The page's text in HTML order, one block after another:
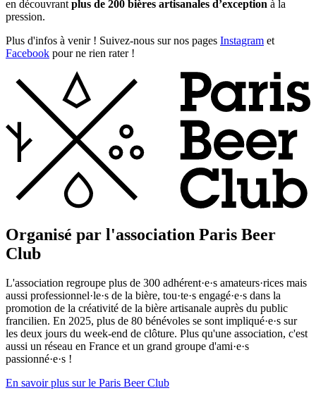
en découvrant plus de 200 bières artisanales d’exception à la
pression.
Plus d'infos à venir ! Suivez-nous sur nos pages Instagram et
Facebook pour ne rien rater !
Organisé par l'association Paris Beer
Club
L'association regroupe plus de 300 adhérent·e·s amateurs·rices mais
aussi professionnel·le·s de la bière, tou·te·s engagé·e·s dans la
promotion de la créativité de la bière artisanale auprès du public
francilien. En 2025, plus de 80 bénévoles se sont impliqué·e·s sur
les deux jours du week-end de clôture. Plus qu'une association, c'est
aussi un réseau en France et un grand groupe d'ami·e·s
passionné·e·s !
En savoir plus sur le Paris Beer Club